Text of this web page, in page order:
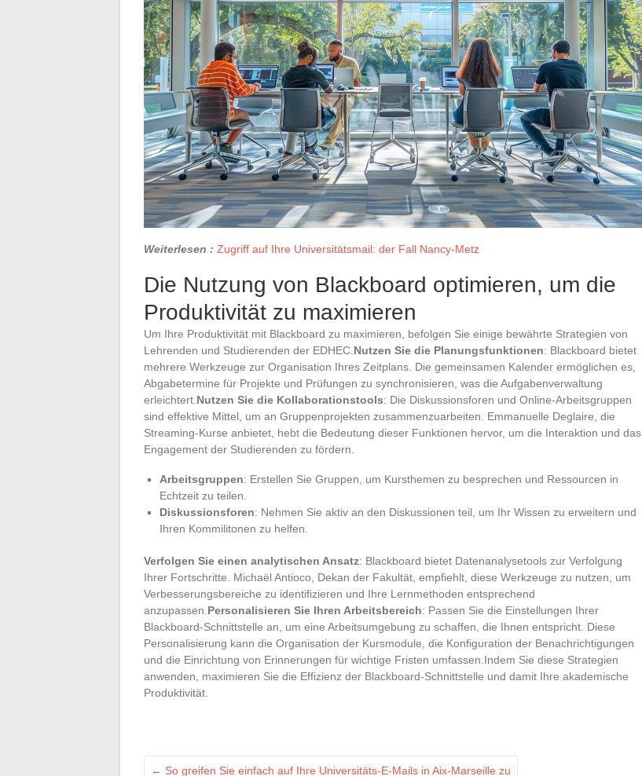
Weiterlesen : Zugriff auf Ihre Universitätsmail: der Fall Nancy-Metz
Die Nutzung von Blackboard optimieren, um die
Produktivität zu maximieren
Um Ihre Produktivität mit Blackboard zu maximieren, befolgen Sie einige bewährte Strategien von
Lehrenden und Studierenden der EDHEC. Nutzen Sie die Planungsfunktionen: Blackboard bietet
mehrere Werkzeuge zur Organisation Ihres Zeitplans. Die gemeinsamen Kalender ermöglichen es,
Abgabetermine für Projekte und Prüfungen zu synchronisieren, was die Aufgabenverwaltung
erleichtert. Nutzen Sie die Kollaborationstools: Die Diskussionsforen und Online-Arbeitsgruppen
sind effektive Mittel, um an Gruppenprojekten zusammenzuarbeiten. Emmanuelle Deglaire, die
Streaming-Kurse anbietet, hebt die Bedeutung dieser Funktionen hervor, um die Interaktion und das
Engagement der Studierenden zu fördern.
Arbeitsgruppen: Erstellen Sie Gruppen, um Kursthemen zu besprechen und Ressourcen in
Echtzeit zu teilen.
Diskussionsforen: Nehmen Sie aktiv an den Diskussionen teil, um Ihr Wissen zu erweitern und
Ihren Kommilitonen zu helfen.
Verfolgen Sie einen analytischen Ansatz: Blackboard bietet Datenanalysetools zur Verfolgung
Ihrer Fortschritte. Michaël Antioco, Dekan der Fakultät, empfiehlt, diese Werkzeuge zu nutzen, um
Verbesserungsbereiche zu identifizieren und Ihre Lernmethoden entsprechend
anzupassen. Personalisieren Sie Ihren Arbeitsbereich: Passen Sie die Einstellungen Ihrer
Blackboard-Schnittstelle an, um eine Arbeitsumgebung zu schaffen, die Ihnen entspricht. Diese
Personalisierung kann die Organisation der Kursmodule, die Konfiguration der Benachrichtigungen
und die Einrichtung von Erinnerungen für wichtige Fristen umfassen.Indem Sie diese Strategien
anwenden, maximieren Sie die Effizienz der Blackboard-Schnittstelle und damit Ihre akademische
Produktivität.
← So greifen Sie einfach auf Ihre Universitäts-E-Mails in Aix-Marseille zu